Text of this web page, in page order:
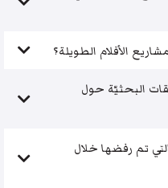
الأفلام الطويلة؟
البحثيّة حول
تم رفضها خلال